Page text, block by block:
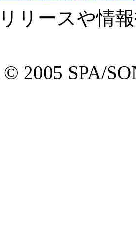
リースや情
2005 SPA/